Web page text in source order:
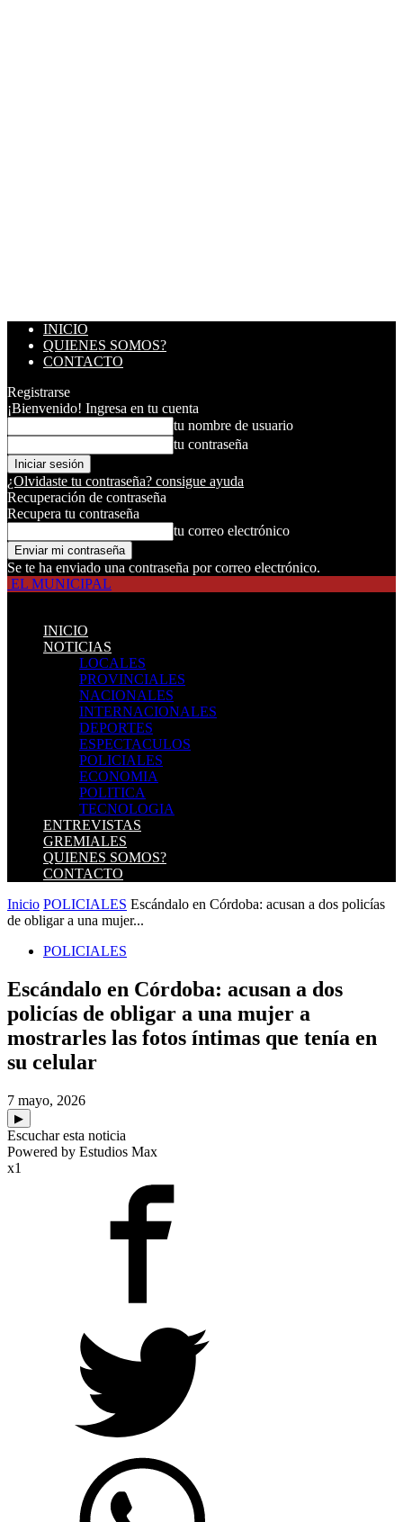
INICIO
QUIENES SOMOS?
CONTACTO
Registrarse
¡Bienvenido! Ingresa en tu cuenta
tu nombre de usuario
tu contraseña
¿Olvidaste tu contraseña? consigue ayuda
Recuperación de contraseña
Recupera tu contraseña
tu correo electrónico
Se te ha enviado una contraseña por correo electrónico.
EL MUNICIPAL
INICIO
NOTICIAS
LOCALES
PROVINCIALES
NACIONALES
INTERNACIONALES
DEPORTES
ESPECTACULOS
POLICIALES
ECONOMIA
POLITICA
TECNOLOGIA
ENTREVISTAS
GREMIALES
QUIENES SOMOS?
CONTACTO
Inicio POLICIALES Escándalo en Córdoba: acusan a dos policías
de obligar a una mujer...
POLICIALES
Escándalo en Córdoba: acusan a dos
policías de obligar a una mujer a
mostrarles las fotos íntimas que tenía en
su celular
7 mayo, 2026
▶
Escuchar esta noticia
Powered by Estudios Max
x1